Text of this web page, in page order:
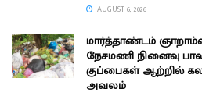
AUGUST 6, 2026
மார்த்தாண்டம்
நேசமணி நினைவு
குப்பைகள் ஆற்றில்
அவலம்